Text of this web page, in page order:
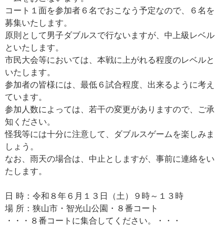
コート１面を参加者６名でおこなう予定なので、６名を
募集いたします。
原則として男子ダブルスで行ないますが、中上級レベル
といたします。
市民大会等においては、本戦に上がれる程度のレベルと
いたします。
参加者の皆様には、最低６試合程度、出来るように考え
ています。
参加人数によっては、若干の変更がありますので、ご承
知ください。
怪我等には十分に注意して、ダブルスゲームを楽しみま
しょう。
なお、雨天の場合は、中止としますが、事前に連絡をい
たします。
日 時：令和８年６月１３日（土）９時～１３時
場 所：狭山市・智光山公園・８番コート
・・・８番コートに集合してください。・・・